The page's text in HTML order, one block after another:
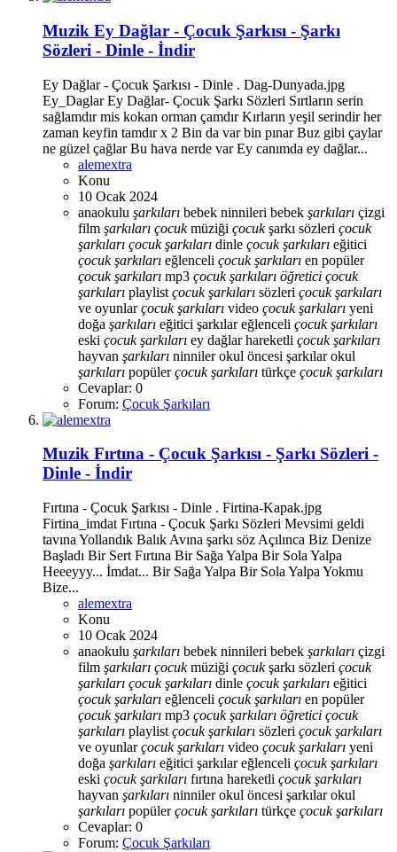
Muzik Ey Dağlar - Çocuk Şarkısı - Şarkı
Sözleri - Dinle - İndir
Ey Dağlar - Çocuk Şarkısı - Dinle . Dag-Dunyada.jpg
Ey_Daglar Ey Dağlar- Çocuk Şarkı Sözleri Sırtların serin
sağlamdır mis kokan orman çamdır Kırların yeşil serindir her
zaman keyfin tamdır x 2 Bin da var bin pınar Buz gibi çaylar
ne güzel çağlar Bu hava nerde var Ey canımda ey dağlar...
alemextra
Konu
10 Ocak 2024
anaokulu şarkıları bebek ninnileri bebek şarkıları çizgi
film şarkıları çocukmüziği çocukşarkı sözleri çocuk
şarkıları çocuk şarkıları dinle çocuk şarkıları eğitici
çocuk şarkıları eğlenceli çocuk şarkıları en popüler
çocuk şarkıları mp3 çocuk şarkıları öğretici çocuk
şarkıları playlist çocuk şarkıları sözleri çocuk şarkıları
ve oyunlarçocuk şarkıları video çocuk şarkıları yeni
doğa şarkıları eğitici şarkılareğlenceli çocuk şarkıları
eski çocuk şarkıları ey dağlarhareketli çocuk şarkıları
hayvan şarkıları ninnilerokul öncesi şarkılarokul
şarkıları popülerçocuk şarkıları türkçe çocuk şarkıları
Cevaplar: 0
Forum: Çocuk Şarkıları
Muzik Fırtına - Çocuk Şarkısı - Şarkı Sözleri -
Dinle - İndir
Fırtına - Çocuk Şarkısı - Dinle . Firtina-Kapak.jpg
Firtina_imdat Fırtına - Çocuk Şarkı Sözleri Mevsimi geldi
tavına Yollandık Balık Avına şarkı söz Açılınca Biz Denize
Başladı Bir Sert Fırtına Bir Sağa Yalpa Bir Sola Yalpa
Heeeyyy... İmdat... Bir Sağa Yalpa Bir Sola Yalpa Yokmu
Bize...
alemextra
Konu
10 Ocak 2024
anaokulu şarkıları bebek ninnileri bebek şarkıları çizgi
film şarkıları çocukmüziği çocukşarkı sözleri çocuk
şarkıları çocuk şarkıları dinle çocuk şarkıları eğitici
çocuk şarkıları eğlenceli çocuk şarkıları en popüler
çocuk şarkıları mp3 çocuk şarkıları öğretici çocuk
şarkıları playlist çocuk şarkıları sözleri çocuk şarkıları
ve oyunlarçocuk şarkıları video çocuk şarkıları yeni
doğa şarkıları eğitici şarkılareğlenceli çocuk şarkıları
eski çocuk şarkıları fırtına hareketli çocuk şarkıları
hayvan şarkıları ninnilerokul öncesi şarkılarokul
şarkıları popülerçocuk şarkıları türkçe çocuk şarkıları
Cevaplar: 0
Forum: Çocuk Şarkıları